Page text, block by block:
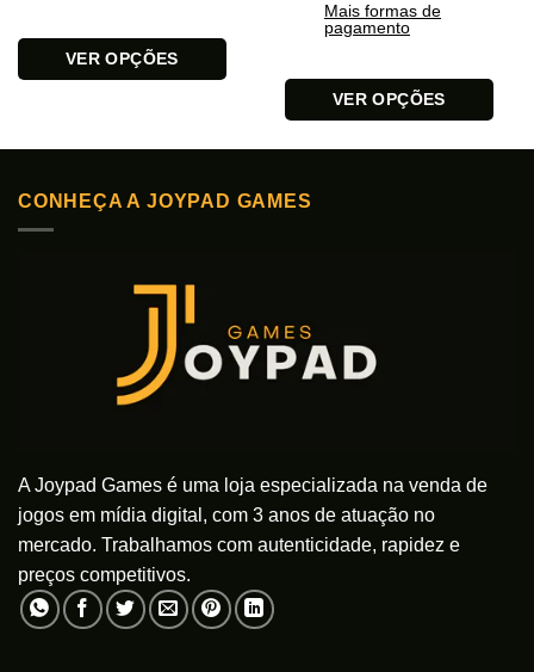
VER OPÇÕES
variantes.
Mais formas de
pagamento
VER OPÇÕES
várias
ser
escolhidas
na
CONHEÇA A JOYPAD GAMES
A Joypad Games é uma loja especializada na venda de
jogos em mídia digital, com 3 anos de atuação no
mercado. Trabalhamos com autenticidade, rapidez e
preços competitivos.